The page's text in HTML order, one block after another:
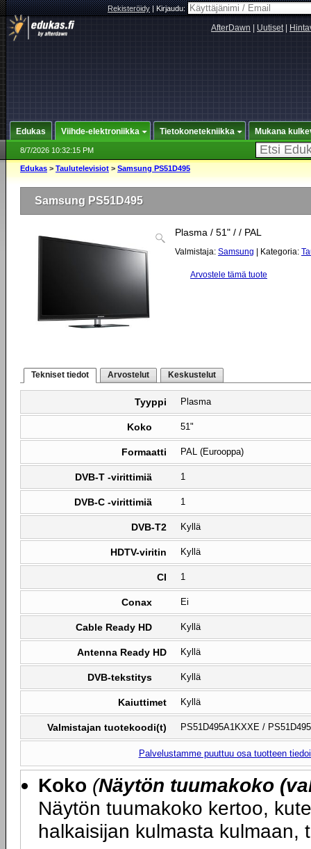
Rekisteröidy|Kirjaudu:
AfterDawn Uutiset|
Edukas Viihde-elektroniikka Tietokonetekniikka Mukana
8/7/2026 10:32:15 PM
Edukas > Taulutelevisiot > Samsung PS51D495
Samsung PS51D495
Plasma / 51" / / PAL
Valmistaja: Samsung | Kategoria:
Arvostele tämä tuote
Tekniset tiedot Arvostelut Keskustelut
Tyyppi Plasma
Koko 51"
Formaatti PAL (Eurooppa)
DVB-T -virittimiä 1
DVB-C -virittimiä 1
DVB-T2 Kyllä
HDTV-viritin Kyllä
CI 1
Conax Ei
Cable Ready HD Kyllä
Antenna Ready HD Kyllä
DVB-tekstitys Kyllä
Kaiuttimet Kyllä
Valmistajan tuotekoodi(t) PS51D495A1KXXE /
Palvelustamme puuttuu osa tuotteen
Koko (Näytön tuumakoko
Näytön tuumakoko kertoo,
halkaisijan kulmasta kulmaan,